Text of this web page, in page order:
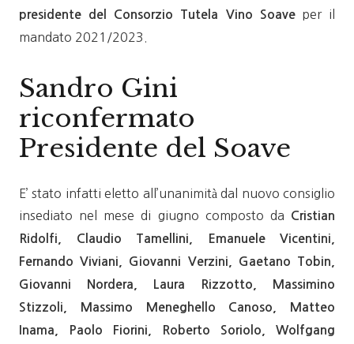
presidente del Consorzio Tutela Vino Soave per il
mandato 2021/2023.
Sandro Gini
riconfermato
Presidente del Soave
E’ stato infatti eletto all’unanimità dal nuovo consiglio
insediato nel mese di giugno composto da Cristian
Ridolfi, Claudio Tamellini, Emanuele Vicentini,
Fernando Viviani, Giovanni Verzini, Gaetano Tobin,
Giovanni Nordera, Laura Rizzotto, Massimino
Stizzoli, Massimo Meneghello Canoso, Matteo
Inama, Paolo Fiorini, Roberto Soriolo, Wolfgang